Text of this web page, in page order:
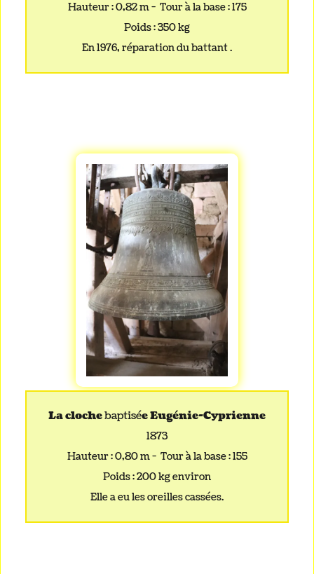
Hauteur : 0,82 m - Tour à la base : 175
Poids : 350 kg
En 1976, réparation du battant .
La clochebaptiséeEugénie-Cyprienne
1873
Hauteur : 0,80 m - Tour à la base : 155
Poids : 200 kg environ
Elle a eu les oreilles cassées.